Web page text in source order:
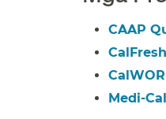
CAAP
Medi-